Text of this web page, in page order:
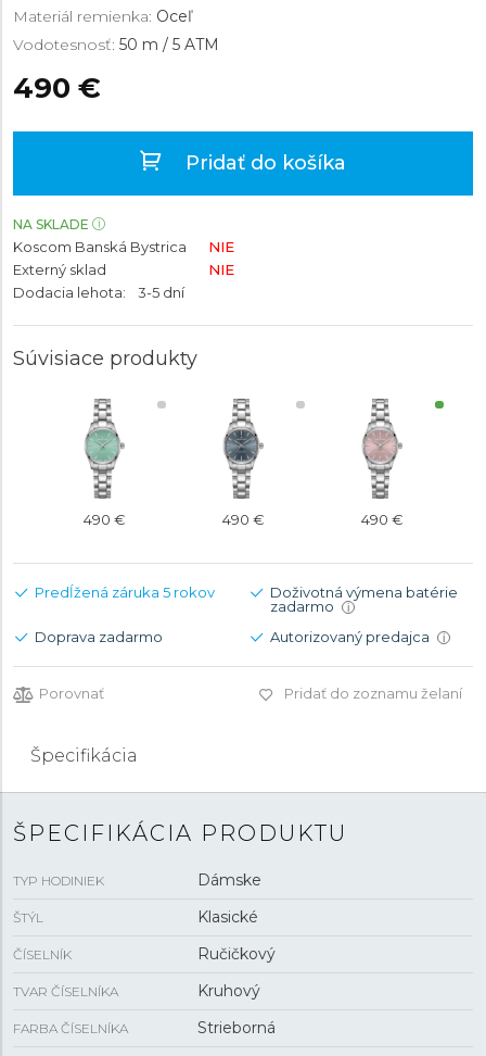
Materiál remienka: Oceľ
Vodotesnosť: 50 m / 5 ATM
490 €
Pridať do košíka
NA SKLADE
Koscom Banská Bystrica
NIE
Externý sklad
NIE
Dodacia lehota:
3-5 dní
Súvisiace produkty
490 € 490 € 490 €
Predĺžená záruka 5 rokov
Doživotná výmena batérie
zadarmo
i
Doprava zadarmo Autorizovaný predajca i
Porovnať Pridať do zoznamu želaní
Špecifikácia
ŠPECIFIKÁCIA PRODUKTU
TYP HODINIEK Dámske
ŠTÝL Klasické
ČÍSELNÍK Ručičkový
TVAR ČÍSELNÍKA Kruhový
FARBA ČÍSELNÍKA
Strieborná